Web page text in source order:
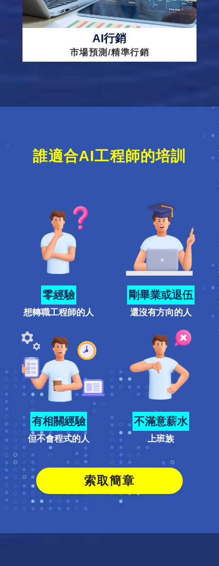
AI行銷
市場預測/精準行銷
誰適合AI工程師的培訓
零經驗
想轉職工程師的人
剛畢業或退伍
還沒有方向的人
有相關經驗
但不會程式的人
不滿意薪水
上班族
索取簡章